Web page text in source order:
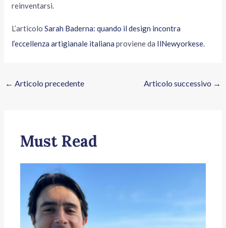
reinventarsi.
L’articoloSarah Baderna: quando il design incontra
l’eccellenza artigianale italiana proviene da IlNewyorkese.
← Articolo precedente Articolo successivo →
Must Read